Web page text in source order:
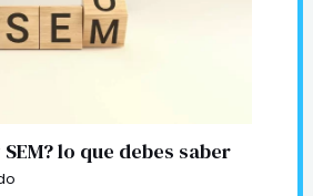
SEM? lo que debes saber